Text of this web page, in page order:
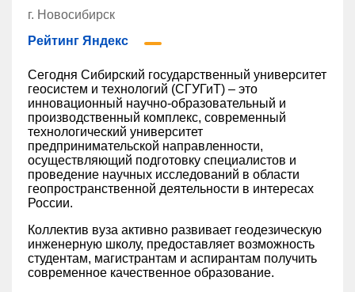
г. Новосибирск
Рейтинг Яндекс
Сегодня Сибирский государственный университет
геосистем и технологий (СГУГиТ) – это
инновационный научно-образовательный и
производственный комплекс, современный
технологический университет
предпринимательской направленности,
осуществляющий подготовку специалистов и
проведение научных исследований в области
геопространственной деятельности в интересах
России.
Коллектив вуза активно развивает геодезическую
инженерную школу, предоставляет возможность
студентам, магистрантам и аспирантам получить
современное качественное образование.